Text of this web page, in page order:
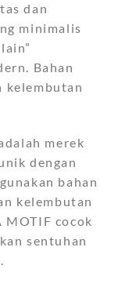
dan
minimalis
Bahan
kelembutan
merek
dengan
bahan
kelembutan
MOTIF cocok
sentuhan